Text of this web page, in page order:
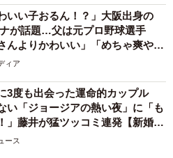
いい子おるん！？」大阪出身の
が話題…父は元プロ野球選手
んよりかわいい」「めちゃ爽や
ィア
3度も出会った運命的カップル
い「ジョージアの熱い夜」に「も
」藤井が猛ツッコミ連発【新婚さ
ース